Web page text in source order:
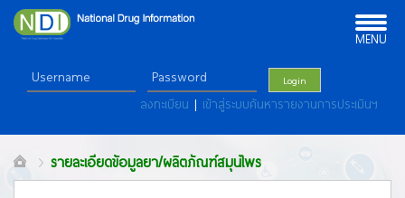
Toggle
navigation
MENU
Login
ลงทะเบียน | เข้าสู่ระบบค้นหารายงานการประเมินฯ
รายละเอียดข้อมูลยา/ผลิตภัณฑ์สมุนไพร